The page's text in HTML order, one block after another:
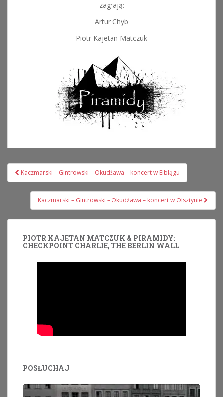
zagrają:
Artur Chyb
Piotr Kajetan Matczuk
Nawigacja
wpisu
Kaczmarski – Gintrowski – Okudżawa – koncert w Elblągu
Kaczmarski – Gintrowski – Okudżawa – koncert w Olsztynie
PIOTR KAJETAN MATCZUK & PIRAMIDY:
CHECKPOINT CHARLIE, THE BERLIN WALL
POSŁUCHAJ
Odtwarzacz